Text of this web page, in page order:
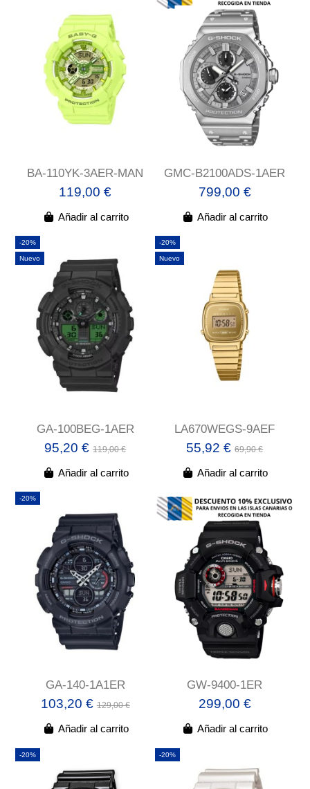
BA-110YK-3AER-MAN
119,00 €
Añadir al carrito
GMC-B2100ADS-1AER
799,00 €
Añadir al carrito
-20%
Nuevo
GA-100BEG-1AER
95,20 €119,00 €
Añadir al carrito
-20%
Nuevo
LA670WEGS-9AEF
55,92 €69,90 €
Añadir al carrito
-20%
GA-140-1A1ER
103,20 €129,00 €
Añadir al carrito
GW-9400-1ER
299,00 €
Añadir al carrito
-20% -20%